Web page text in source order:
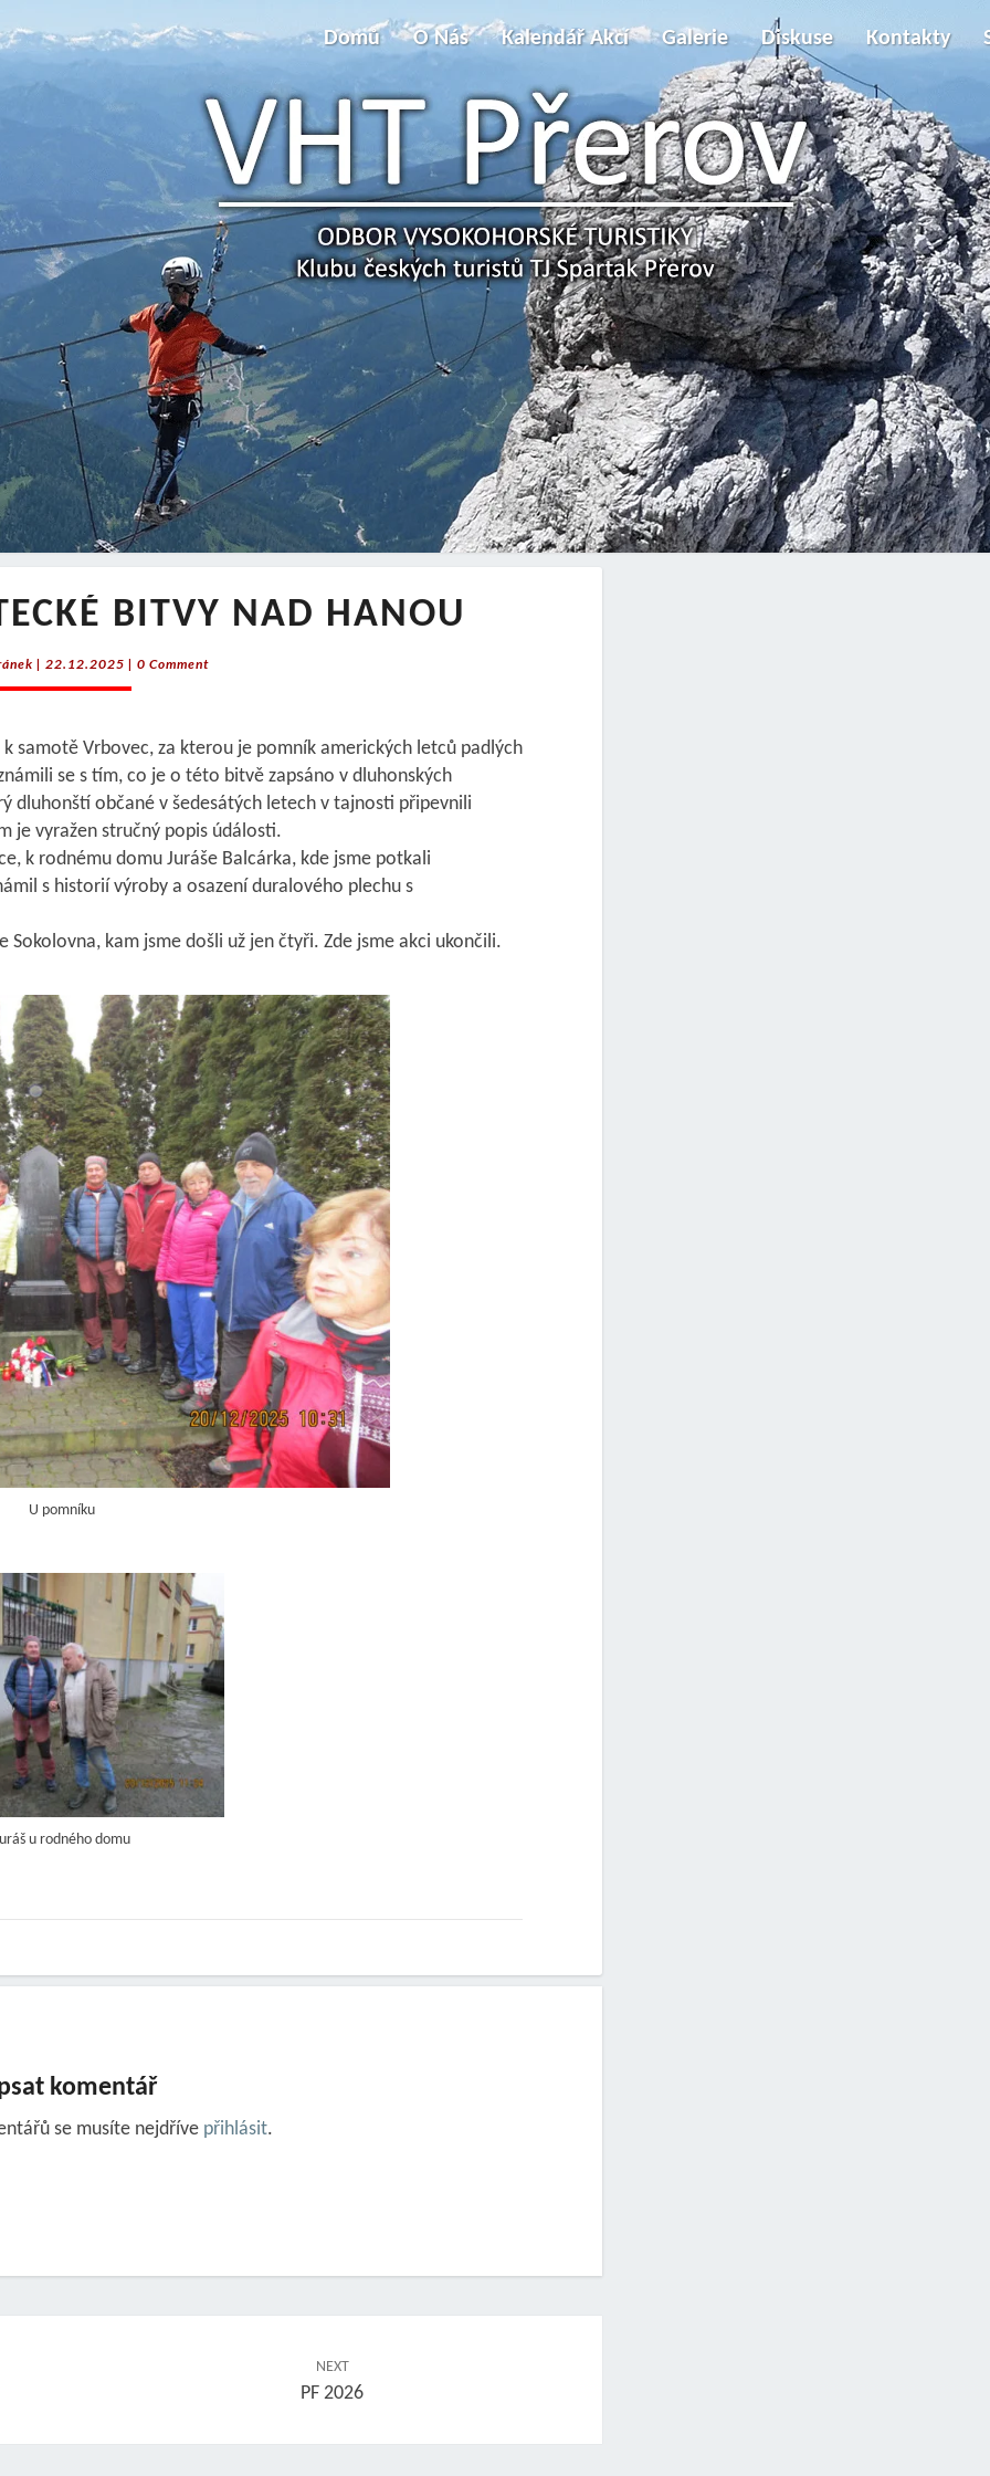
Domů O Nás Kalendář Akcí Galerie Diskuse Kontakty
PO
LETECKÉ
BITVY
HANOU
BITVY NAD HANOU
| 22.12.2025 | Comments
0 Comment
samotě Vrbovec, za kterou je pomník amerických letců padlých
se s tím, co je o této bitvě zapsáno v dluhonských
dluhonští občané v šedesátých letech v tajnosti připevnili
je vyražen stručný popis údálosti.
k rodnému domu Juráše Balcárka, kde jsme potkali
s historií výroby a osazení duralového plechu s
kam jsme došli už jen čtyři. Zde jsme akci ukončili.
U pomníku
u rodného domu
komentář
se musíte nejdříve přihlásit.
NEXT
PF 2026